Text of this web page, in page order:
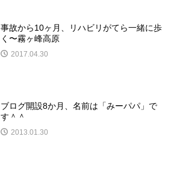
事故から10ヶ月、リハビリがてら一緒に歩
く〜霧ヶ峰高原
2017.04.30
ブログ開設8か月、名前は「みーパパ」で
す＾＾
2013.01.30